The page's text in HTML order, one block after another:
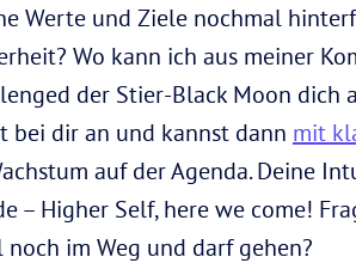
Werte und Ziele nochmal
Wo kann ich aus meiner
der Stier-Black Moon dich
bei dir an und kannst dann mit
auf der Agenda. Deine
– Higher Self, here we come!
im Weg und darf gehen?